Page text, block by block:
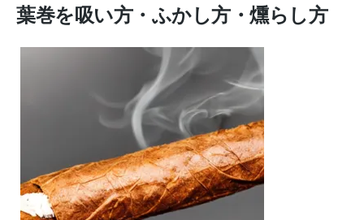
葉巻を吸い方・ふかし方・燻らし方